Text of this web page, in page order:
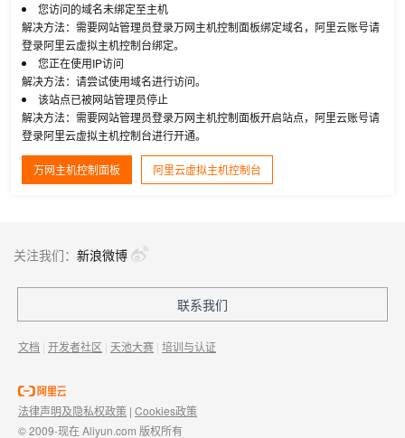
您访问的域名未绑定至主机
解决方法：需要网站管理员登录万网主机控制面板绑定域名，阿里云账号请
登录阿里云虚拟主机控制台绑定。
您正在使用IP访问
解决方法：请尝试使用域名进行访问。
该站点已被网站管理员停止
解决方法：需要网站管理员登录万网主机控制面板开启站点，阿里云账号请
登录阿里云虚拟主机控制台进行开通。
万网主机控制面板 阿里云虚拟主机控制台